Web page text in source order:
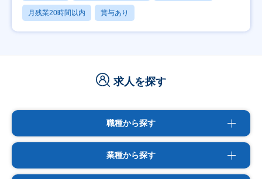
月残業20時間以内 賞与あり
求人を探す
職種から探す
業種から探す